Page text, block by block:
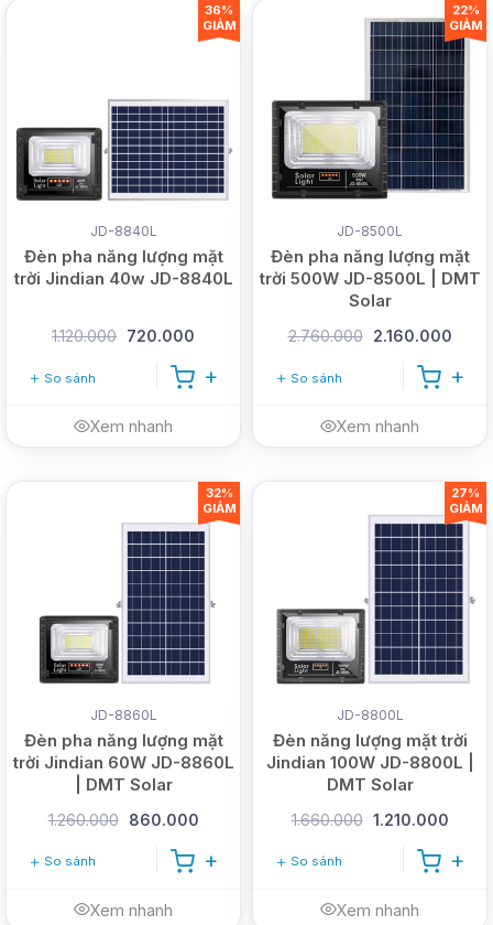
JD-8840L
Đèn pha năng lượng mặt
trời Jindian 40w JD-8840L
1.120.000 720.000
So sánh
Xem nhanh
36%
GIẢM
JD-8500L
Đèn pha năng lượng mặt
trời 500W JD-8500L | DMT
Solar
2.760.000 2.160.000
So sánh
Xem nhanh
22%
GIẢM
JD-8860L
Đèn pha năng lượng mặt
trời Jindian 60W JD-8860L
| DMT Solar
1.260.000 860.000
So sánh
Xem nhanh
32%
GIẢM
JD-8800L
Đèn năng lượng mặt trời
Jindian 100W JD-8800L |
DMT Solar
1.660.000 1.210.000
So sánh
Xem nhanh
27%
GIẢM